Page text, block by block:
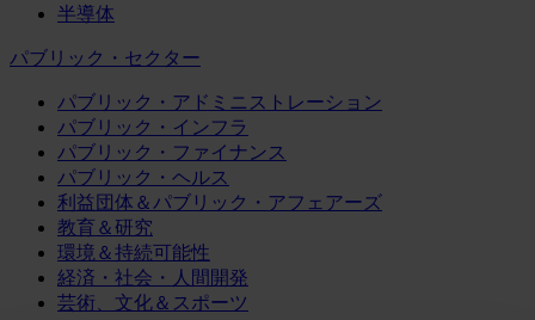
半導体
パブリック・セクター
パブリック・アドミニストレーション
パブリック・インフラ
パブリック・ファイナンス
パブリック・ヘルス
利益団体＆パブリック・アフェアーズ
教育＆研究
環境＆持続可能性
経済・社会・人間開発
芸術、文化＆スポーツ